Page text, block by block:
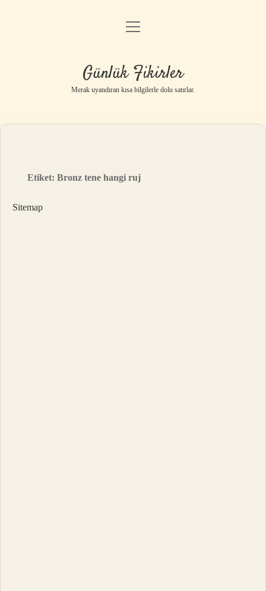
Anasayfa
Yasal Uyarı
menüyü
Günlük Fikirler
Merak uyandıran kısa bilgilerle dolu satırlar.
Etiket:Bronz tene hangi ruj
Sitemap